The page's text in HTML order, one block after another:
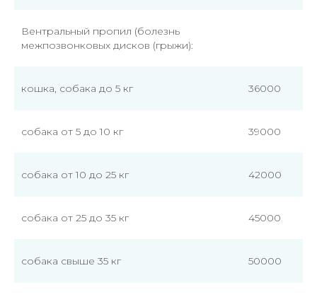
Вентральный пропил (болезнь
межпозвонковых дисков (грыжи):
кошка, собака до 5 кг 36000
собака от 5 до 10 кг 39000
собака от 10 до 25 кг 42000
собака от 25 до 35 кг 45000
собака свыше 35 кг 50000